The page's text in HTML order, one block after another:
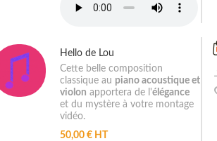
Hello de Lou
Cette belle composition
classique au piano acoustique et
violon apportera de l'élégance
et du mystère à votre montage
vidéo.
50,00 € HT